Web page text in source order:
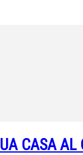
CASA AL